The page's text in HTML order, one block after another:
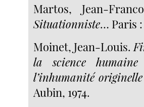
Martos, Jean-
Situationniste… Paris :
Moinet, Jean-Louis.
la science humaine
l’inhumanité
Aubin, 1974.